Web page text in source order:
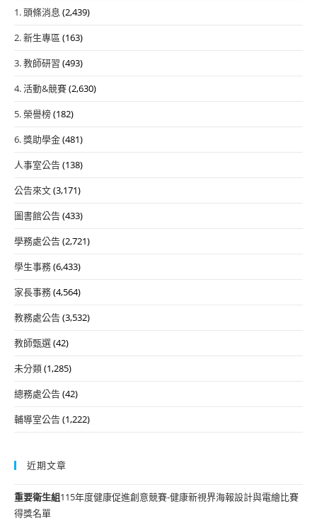
1. 頭條消息 (2,439)
2. 新生專區 (163)
3. 教師研習 (493)
4. 活動&競賽(2,630)
5. 榮譽榜(182)
6. 獎助學金(481)
人事室公告(138)
公告來文(3,171)
圖書館公告(433)
學務處公告(2,721)
學生事務(6,433)
家長事務(4,564)
教務處公告(3,532)
教師甄選(42)
未分類(1,285)
總務處公告(42)
輔導室公告(1,222)
近期文章
重要衛生組115年度健康促進創意競賽-健康新視界海報設計與電繪比賽
得獎名單